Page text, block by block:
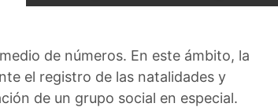
de números. En este ámbito, la
el registro de las natalidades y
de un grupo social en especial.